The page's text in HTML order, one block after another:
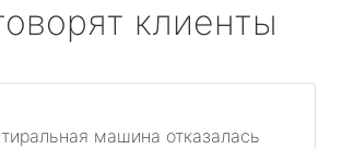
клиенты
машина отказалась